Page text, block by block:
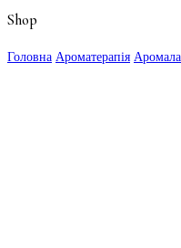
Shop
Головна Ароматерапія